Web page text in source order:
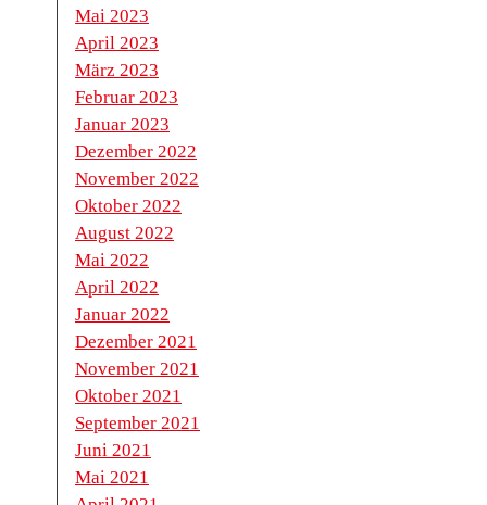
Mai 2023
April 2023
März 2023
Februar 2023
Januar 2023
Dezember 2022
November 2022
Oktober 2022
August 2022
Mai 2022
April 2022
Januar 2022
Dezember 2021
November 2021
Oktober 2021
September 2021
Juni 2021
Mai 2021